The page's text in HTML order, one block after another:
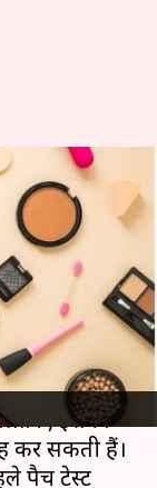
करते
होगी
इस्तेमाल करना
इसका
कर सकती हैं।
पैच टेस्ट